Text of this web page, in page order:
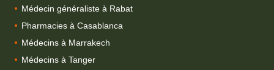
Médecin généraliste à Rabat
Pharmacies à Casablanca
Médecins à Marrakech
Médecins à Tanger